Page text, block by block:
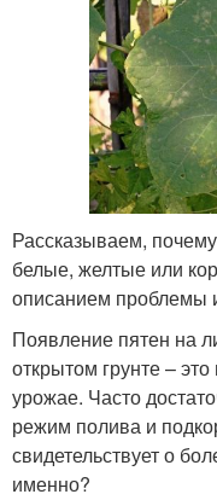
Рассказываем,
белые, желтые или
описанием проблемы
Появление пятен на
открытом грунте –
урожае. Часто
режим полива и
свидетельствует о
именно?